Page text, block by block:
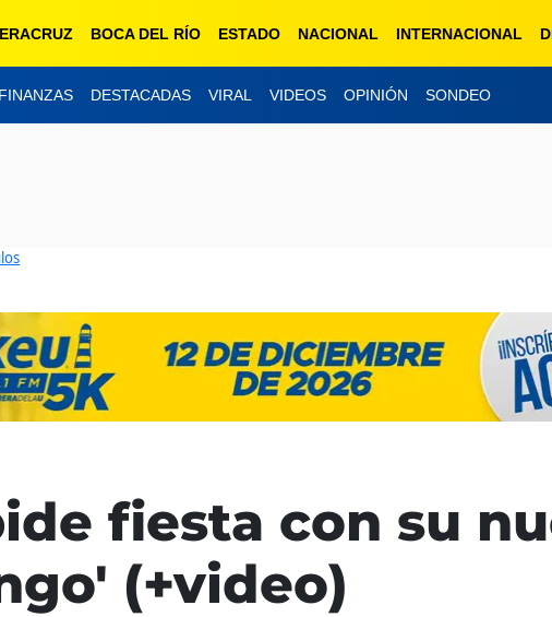
BOCA DEL RÍO ESTADO NACIONAL INTERNACIONAL
FINANZAS DESTACADAS VIRAL VIDEOS OPINIÓN SONDEO
fiesta con su
(+video)